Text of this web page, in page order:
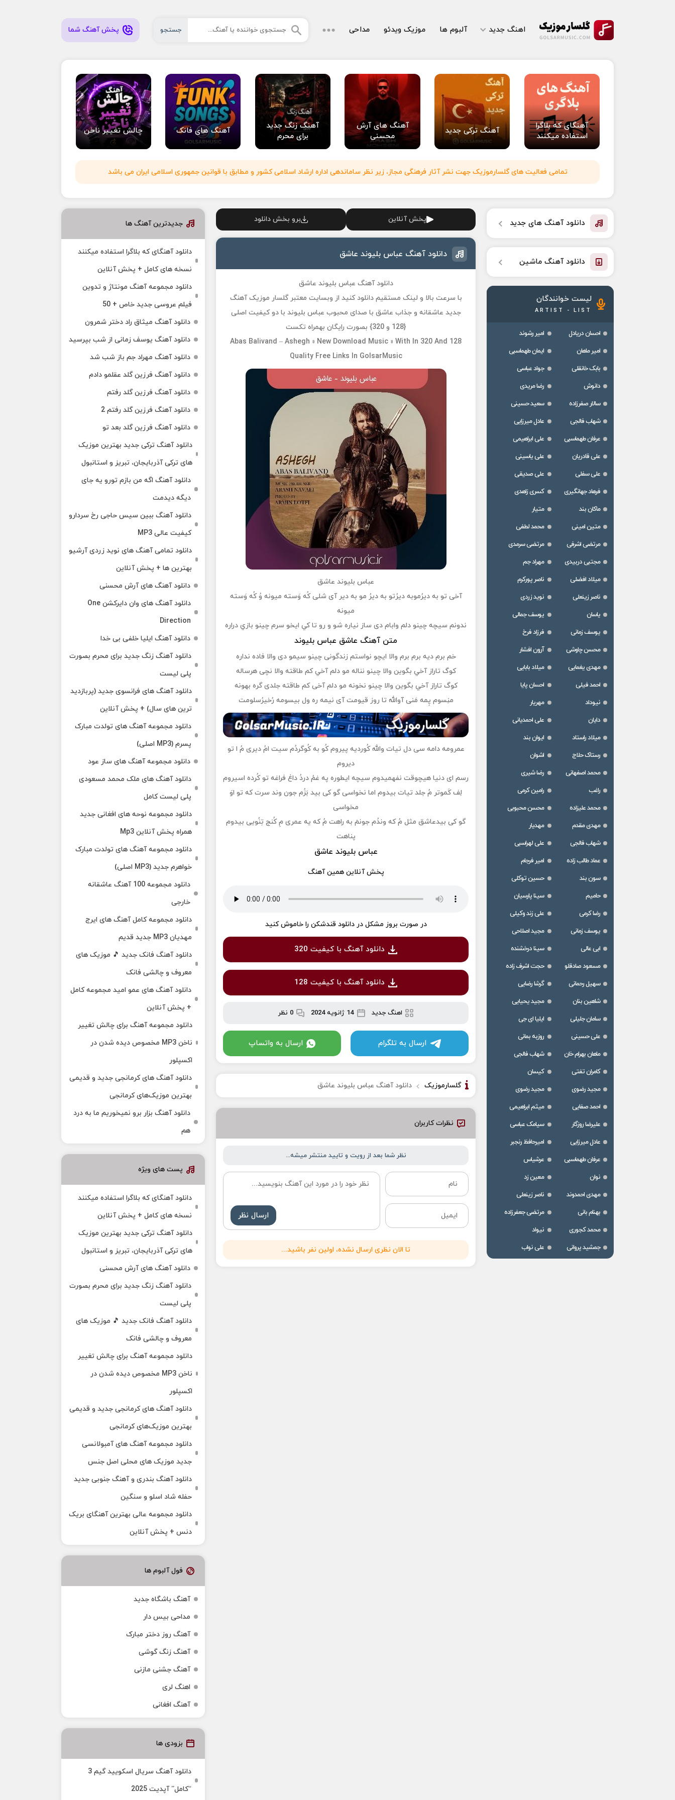
اهنگ جدید آلبوم ها موزیک ویدئو مداحی جستجو پخش آهنگ شما
آهنگای که بلاگرا
استفاده میکنند
آهنگ ترکی جدید
آهنگ های آرش
محسنی
آهنگ زنگ جدید
برای محرم
آهنگ های فانک چالش تغییر ناخن
تمامی فعالیت های گلسارموزیک جهت نشر آثار فرهنگی مجاز، زیر نظر ساماندهی اداره ارشاد اسلامی کشور و مطابق با قوانین جمهوری اسلامی ایران می باشد
پخش آنلاین برو بخش دانلود
دانلود آهنگ عباس بلیوند عاشق
دانلود آهنگ عباس بلیوند عاشق
با سرعت بالا و لینک مستقیم دانلود کنید از وبسایت معتبر گلسار موزیک آهنگ
جدید عاشقانه و جذاب عاشق با صدای محبوب عباس بلیوند با دو کیفیت اصلی
{128 و 320} بصورت رایگان بهمراه تکست
Abas Balivand – Ashegh » New Download Music » With In 320 And 128
Quality Free Links In GolsarMusic
عباس بلیوند عاشق
آخی تو به دیرُموبه دیر‌ُتو به دیرُ مو به دیر آی شلی کُه وَسته میونه وُ کُه وَسته
میونه
ندونم سيچه چينو دلم وابام دی ساز نياره شو و رو تا كي ايخو سرم چينو بازي دراره
متن آهنگ عاشق عباس بلیوند
خم برم ديه برم برم والا ايچو نواستم زندگونی چينو سيمو دی والا فاده نداره
كوگ تاراز آخي بگوين والا چينو نناله مو دلم آخي كم طاقته والا نچی هرساله
كوگ تاراز آخي بگوين والا چينو نخونه مو دلم آخی كم طاقته جلدی گره بهونه
منِسوم پِمه مَنی آوالله تا روز قیومت آی نیمه ره ول بیسومه رُخیر‌ُسلومت
عمرومه دامه سی دل تیات والله کُوردیه پیروم کُو به کُوگردُم سیت امُ دیری مُ ا تو
دیروم
رسم ای دنیا هیچوقت نفهمیدوم سیچه ایطوره په غمُ دردُ داغ فراغه تو کُرده اسیروم
لِف کَموتر مُ جلد تیات بیدوم اما نخواسی گو کی بید بَزُم جون وند سرت که تو اوَ
مخواسی
گو کی بید‌عاشق مثل مُ که وندُم جونمَ به راهت مُ که یه عمری مِ کُنج تِنُویی بیدوم
پناهت
عباس بلیوند عاشق
پخش آنلاین همین آهنگ
در صورت بروز مشکل در دانلود قندشکن را خاموش کنید
دانلود آهنگ با کیفیت 320
دانلود آهنگ با کیفیت 128
اهنگ جدید 14 ژانویه 2024 0 نظر
ارسال به تلگرام ارسال به واتساپ
گلسارموزیک دانلود آهنگ عباس بلیوند عاشق
نظرات کاربران
نظر شما بعد از رویت و تایید منتشر میشه...
ارسال نظر
تا الان نظری ارسال نشده، اولین نفر باشید...
دانلود آهنگ های جدید
دانلود آهنگ ماشین
لیست خوانندگان
ARTIST - LIST
احسان دریادل
امیر رشوند
امیر ماهان
ایمان طهماسبی
بابک خانقلی
جواد عباسی
دانوش
رضا مریدی
سالار صفرزاده
سعید حسینی
شهاب فالجی
عادل میرزایی
عرفان طهماسبی
علی ابراهیمی
علی قادریان
علی یاسینی
علی سفلی
علی صدیقی
فرهاد جهانگیری
کسری زاهدی
ماکان بند
متیار
متین امینی
محمد لطفی
مرتضی اشرفی
مرتضی سرمدی
مجتبی دربیدی
مهراد جم
میلاد افضلی
ناصر پورکرم
ناصر زینعلی
نوید زردی
یاسان
یوسف جمالی
یوسف زمانی
فرزاد فرخ
محسن چاوشی
آرون افشار
مهدی یغمایی
میلاد بابایی
احمد فیلی
احسان پایا
نیوداد
مهریار
دایان
علی احمدیانی
میلاد راستاد
ایوان بند
رستاک حلاج
اشوان
محمد اصفهانی
رضا شیری
راغب
رامین کرمی
محمد علیزاده
محسن محبوبی
مهدی مقدم
مهدیار
شهاب فالجی
علی لهراسبی
عماد طالب زاده
امیر فرجام
سون بند
حسین توکلی
حامیم
سینا پارسیان
رضا کرمی
علی زند وکیلی
یوسف زمانی
مجید اصلاحی
ابی عالی
سینا درخشنده
مسعود صادقلو
حجت اشرف زاده
سهیل رحمانی
گرشا رضایی
شاهین بنان
مجید یحیایی
سامان جلیلی
ایلیا ای جی
علی حسینی
روزبه بمانی
ماهان بهرام خان
شهاب فالجی
کامران تفتی
کیسان
مجید رضوی
مجید رضوی
احمد صفایی
میثم ابراهیمی
علیرضا روزگار
سیامک عباسی
عادل میرزایی
امیرحافظ رنجبر
عرفان طهماسبی
عرشیاس
نوان
معین زد
مهدی احمدوند
ناصر زینعلی
بهنام بانی
مرتضی جعفرزاده
محمد کجوری
نیواد
جمشید پروانی
علی نواب
جدیدترین آهنگ ها
دانلود آهنگای که بلاگرا استفاده میکنند
نسخه های کامل + پخش آنلاین
دانلود مجموعه آهنگ مونتاژ و تدوین
فیلم عروسی جدید خاص + 50
دانلود آهنگ میثاق راد دختر شمرون
دانلود آهنگ یوسف زمانی از شب بپرسید
دانلود آهنگ مهراد جم باز شب شد
دانلود آهنگ فرزین گلد عقلمو دادم
دانلود آهنگ فرزین گلد رفتم
دانلود آهنگ فرزین گلد رفتم 2
دانلود آهنگ فرزین گلد بعد تو
دانلود آهنگ ترکی جدید بهترین موزیک‌
های ترکی آذربایجان، تبریز و استانبول
دانلود آهنگ اگه من بازم تورو یه جای
دیگه دیدمت
دانلود آهنگ ببین سیس حاجی رخ سردارو
کیفیت عالی MP3
دانلود تمامی آهنگ های نوید زردی آرشیو
بهترین ها + پخش آنلاین
دانلود آهنگ های آرش محسنی
دانلود آهنگ های وان دایرکشن One
Direction
دانلود آهنگ ایلیا خلفی بی خدا
دانلود آهنگ زنگ جدید برای محرم بصورت
پلی لیست
دانلود آهنگ های فرانسوی جدید (پربازدید
ترین های سال) + پخش آنلاین
دانلود مجموعه آهنگ های تولدت مبارک
پسرم (MP3 اصلی)
دانلود مجموعه آهنگ های ساز عود
دانلود آهنگ های ملک‌ محمد مسعودی
پلی لیست کامل
دانلود مجموعه نوحه های افغانی جدید
همراه پخش آنلاین Mp3
دانلود مجموعه آهنگ های تولدت مبارک
خواهرم جدید (MP3 اصلی)
دانلود مجموعه 100 آهنگ عاشقانه
خارجی
دانلود مجموعه کامل آهنگ های ایرج
مهدیان MP3 جدید قدیم
دانلود آهنگ فانک جدید 🎵 موزیک‌ های
معروف و چالشی فانک
دانلود آهنگ های عمو امید مجموعه کامل
+ پخش آنلاین
دانلود مجموعه آهنگ برای چالش تغییر
ناخن MP3 مخصوص دیده شدن در
اکسپلور
دانلود آهنگ‌ های کرمانجی جدید و قدیمی
بهترین موزیک‌های کرمانجی
دانلود آهنگ بزار برو نمیخوریم ما به درد
هم
پست های ویژه
دانلود آهنگای که بلاگرا استفاده میکنند
نسخه های کامل + پخش آنلاین
دانلود آهنگ ترکی جدید بهترین موزیک‌
های ترکی آذربایجان، تبریز و استانبول
دانلود آهنگ های آرش محسنی
دانلود آهنگ زنگ جدید برای محرم بصورت
پلی لیست
دانلود آهنگ فانک جدید 🎵 موزیک‌ های
معروف و چالشی فانک
دانلود مجموعه آهنگ برای چالش تغییر
ناخن MP3 مخصوص دیده شدن در
اکسپلور
دانلود آهنگ‌ های کرمانجی جدید و قدیمی
بهترین موزیک‌های کرمانجی
دانلود مجموعه آهنگ های آمبولانسی
جدید موزیک های محلی اصل جنس
دانلود آهنگ بندری و آهنگ جنوبی جدید
حفله شاد اسلو و سنگین
دانلود مجموعه عالی بهترین آهنگای بریک
دنس + پخش آنلاین
فول آلبوم ها
آهنگ باشگاه جدید
مداحی بیس دار
آهنگ روز دختر مبارک
آهنگ زنگ گوشی
آهنگ جشنی مازنی
اهنگ لری
آهنگ افغانی
بزودی ها
دانلود آهنگ سریال اسکویید گیم 3
“کامل” آپدیت 2025